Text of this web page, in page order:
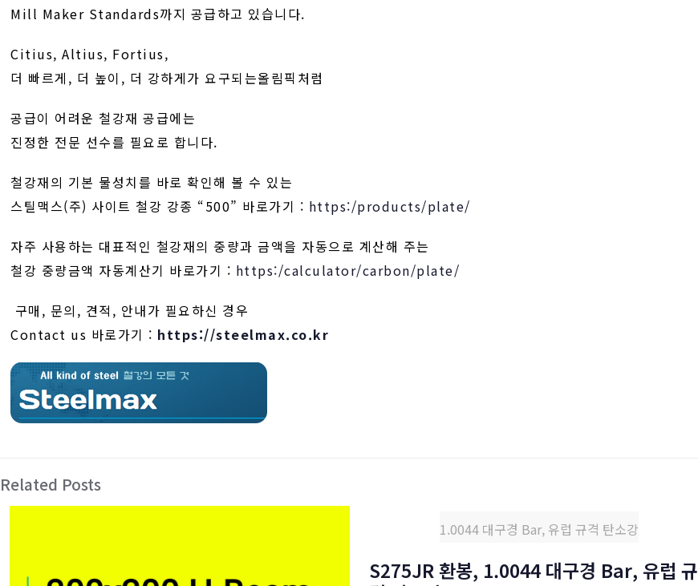
Mill Maker Standards까지 공급하고 있습니다.
Citius, Altius, Fortius,
더 빠르게, 더 높이, 더 강하게가 요구되는올림픽처럼
공급이 어려운 철강재 공급에는
진정한 전문 선수를 필요로 합니다.
철강재의 기본 물성치를 바로 확인해 볼 수 있는
스틸맥스(주) 사이트 철강 강종 “500” 바로가기 : https:/products/plate/
자주 사용하는 대표적인 철강재의 중량과 금액을 자동으로 계산해 주는
철강 중량금액 자동계산기 바로가기 : https:/calculator/carbon/plate/
구매, 문의, 견적, 안내가 필요하신 경우
Contact us 바로가기 : https://steelmax.co.kr
Related Posts
1.0044 대구경 Bar, 유럽 규격 탄소강
S275JR 환봉, 1.0044 대구경 Bar, 유럽 규